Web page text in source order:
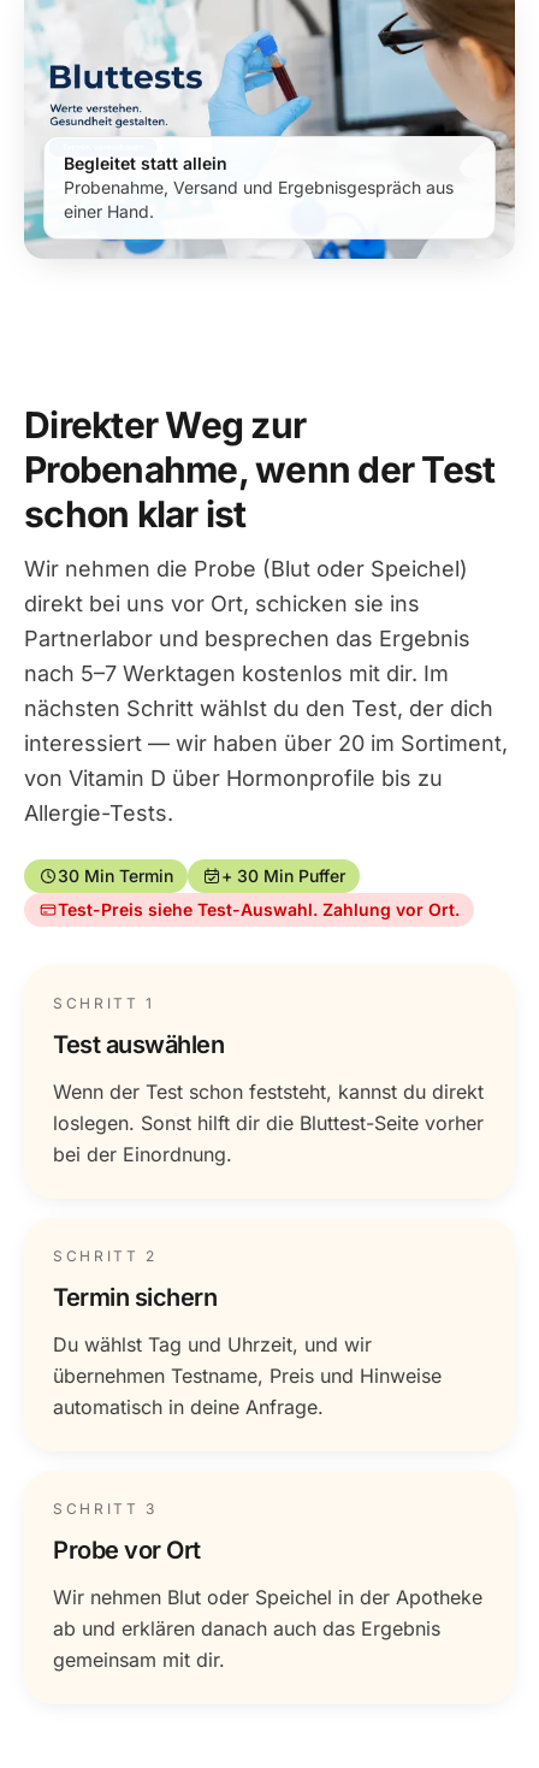
Begleitet statt allein
Probenahme, Versand und Ergebnisgespräch aus
einer Hand.
Direkter Weg zur
Probenahme, wenn der Test
schon klar ist
Wir nehmen die Probe (Blut oder Speichel)
direkt bei uns vor Ort, schicken sie ins
Partnerlabor und besprechen das Ergebnis
nach 5–7 Werktagen kostenlos mit dir. Im
nächsten Schritt wählst du den Test, der dich
interessiert — wir haben über 20 im Sortiment,
von Vitamin D über Hormonprofile bis zu
Allergie-Tests.
30 Min Termin
+ 30 Min Puffer
Test-Preis siehe Test-Auswahl. Zahlung vor Ort.
SCHRITT 1
Test auswählen
Wenn der Test schon feststeht, kannst du direkt
loslegen. Sonst hilft dir die Bluttest-Seite vorher
bei der Einordnung.
SCHRITT 2
Termin sichern
Du wählst Tag und Uhrzeit, und wir
übernehmen Testname, Preis und Hinweise
automatisch in deine Anfrage.
SCHRITT 3
Probe vor Ort
Wir nehmen Blut oder Speichel in der Apotheke
ab und erklären danach auch das Ergebnis
gemeinsam mit dir.